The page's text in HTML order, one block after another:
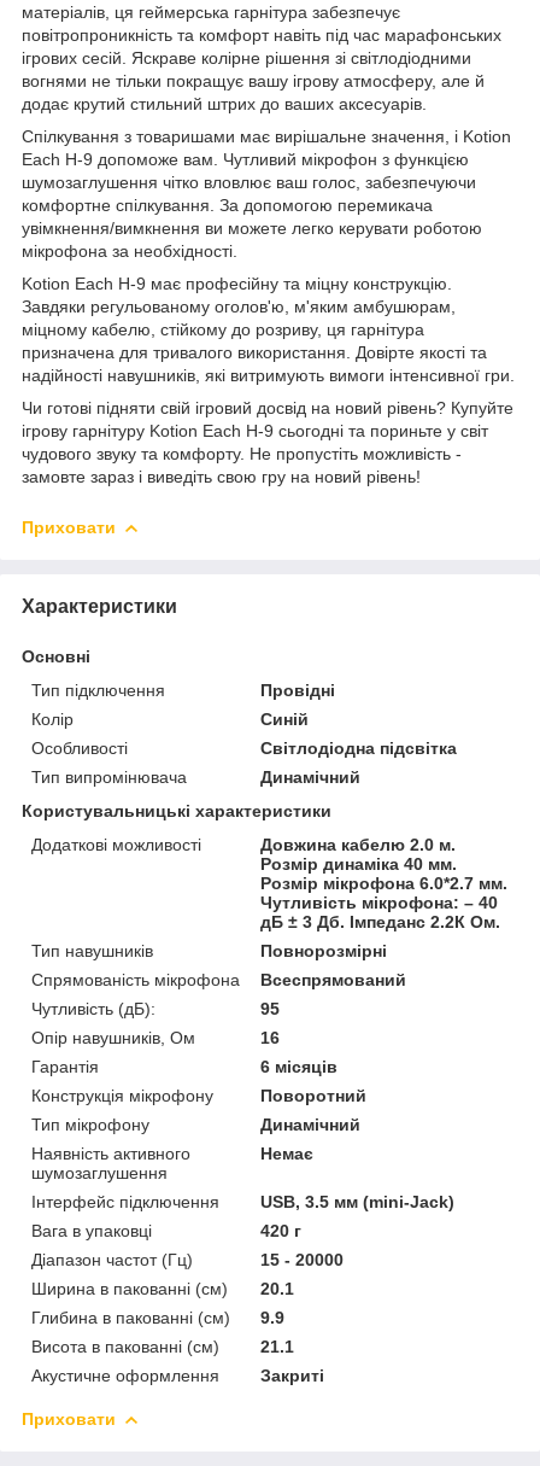
матеріалів, ця геймерська гарнітура забезпечує
повітропроникність та комфорт навіть під час марафонських
ігрових сесій. Яскраве колірне рішення зі світлодіодними
вогнями не тільки покращує вашу ігрову атмосферу, але й
додає крутий стильний штрих до ваших аксесуарів.
Спілкування з товаришами має вирішальне значення, і Kotion
Each H-9 допоможе вам. Чутливий мікрофон з функцією
шумозаглушення чітко вловлює ваш голос, забезпечуючи
комфортне спілкування. За допомогою перемикача
увімкнення/вимкнення ви можете легко керувати роботою
мікрофона за необхідності.
Kotion Each H-9 має професійну та міцну конструкцію.
Завдяки регульованому оголов'ю, м'яким амбушюрам,
міцному кабелю, стійкому до розриву, ця гарнітура
призначена для тривалого використання. Довірте якості та
надійності навушників, які витримують вимоги інтенсивної гри.
Чи готові підняти свій ігровий досвід на новий рівень? Купуйте
ігрову гарнітуру Kotion Each H-9 сьогодні та пориньте у світ
чудового звуку та комфорту. Не пропустіть можливість -
замовте зараз і виведіть свою гру на новий рівень!
Приховати
Характеристики
Основні
Тип підключення
Провідні
Колір
Синій
Особливості
Світлодіодна підсвітка
Тип випромінювача
Динамічний
Користувальницькі характеристики
Додаткові можливості
Довжина кабелю 2.0 м.
Розмір динаміка 40 мм.
Розмір мікрофона 6.0*2.7 мм.
Чутливість мікрофона: – 40
дБ ± 3 Дб. Імпеданс 2.2К Ом.
Тип навушників
Повнорозмірні
Спрямованість мікрофона
Всеспрямований
Чутливість (дБ):
95
Опір навушників, Ом
16
Гарантія
6 місяців
Конструкція мікрофону
Поворотний
Тип мікрофону
Динамічний
Наявність активного
шумозаглушення
Немає
Інтерфейс підключення
USB, 3.5 мм (mini-Jack)
Вага в упаковці
420 г
Діапазон частот (Гц)
15 - 20000
Ширина в пакованні (см)
20.1
Глибина в пакованні (см)
9.9
Висота в пакованні (см)
‎21.1
Акустичне оформлення
Закриті
Приховати